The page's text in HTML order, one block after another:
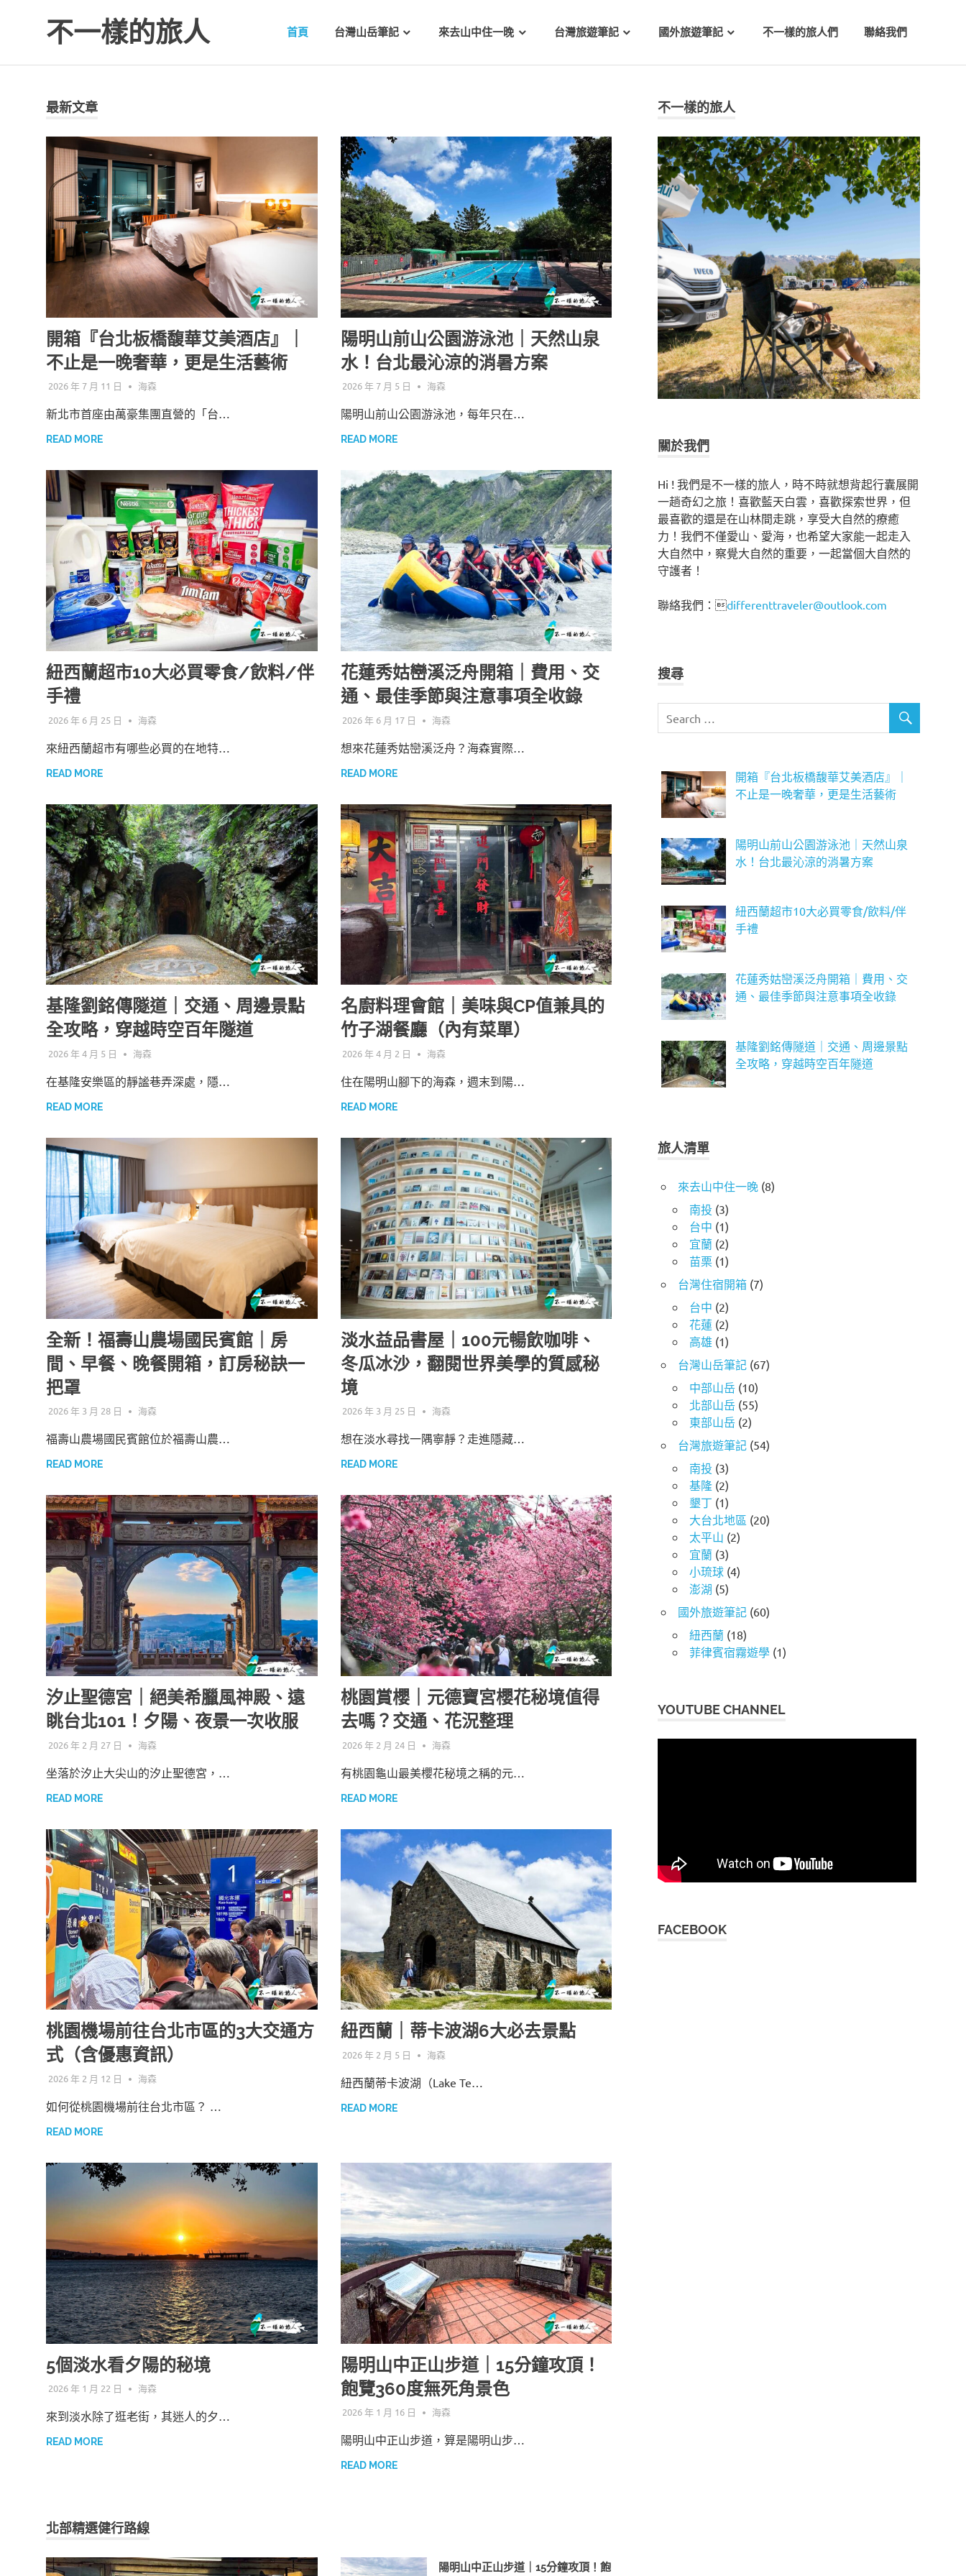
不一樣的旅人 首頁 台灣山岳筆記 來去山中住一晚 台灣旅遊筆記 國外旅遊筆記 不一樣的旅人們 聯絡我們
最新文章
開箱『台北板橋馥華艾美酒店』｜
不止是一晚奢華，更是生活藝術
2026 年 7 月 11 日 海森
新北市首座由萬豪集團直營的「台…
READ MORE
陽明山前山公園游泳池｜天然山泉
水！台北最沁涼的消暑方案
2026 年 7 月 5 日 海森
陽明山前山公園游泳池，每年只在…
READ MORE
紐西蘭超市10大必買零食/飲料/伴
手禮
2026 年 6 月 25 日 海森
來紐西蘭超市有哪些必買的在地特…
READ MORE
花蓮秀姑巒溪泛舟開箱｜費用、交
通、最佳季節與注意事項全收錄
2026 年 6 月 17 日 海森
想來花蓮秀姑巒溪泛舟？海森實際…
READ MORE
基隆劉銘傳隧道｜交通、周邊景點
全攻略，穿越時空百年隧道
2026 年 4 月 5 日 海森
在基隆安樂區的靜謐巷弄深處，隱…
READ MORE
名廚料理會館｜美味與CP值兼具的
竹子湖餐廳（內有菜單）
2026 年 4 月 2 日 海森
住在陽明山腳下的海森，週末到陽…
READ MORE
全新！福壽山農場國民賓館｜房
間、早餐、晚餐開箱，訂房秘訣一
把罩
2026 年 3 月 28 日 海森
福壽山農場國民賓館位於福壽山農…
READ MORE
淡水益品書屋｜100元暢飲咖啡、
冬瓜冰沙，翻閱世界美學的質感秘
境
2026 年 3 月 25 日 海森
想在淡水尋找一隅寧靜？走進隱藏…
READ MORE
汐止聖德宮｜絕美希臘風神殿、遠
眺台北101！夕陽、夜景一次收服
2026 年 2 月 27 日 海森
坐落於汐止大尖山的汐止聖德宮，…
READ MORE
桃園賞櫻｜元德寶宮櫻花秘境值得
去嗎？交通、花況整理
2026 年 2 月 24 日 海森
有桃園龜山最美櫻花秘境之稱的元…
READ MORE
桃園機場前往台北市區的3大交通方
式（含優惠資訊）
2026 年 2 月 12 日 海森
如何從桃園機場前往台北市區？ …
READ MORE
紐西蘭｜蒂卡波湖6大必去景點
2026 年 2 月 5 日 海森
紐西蘭蒂卡波湖（Lake Te…
READ MORE
5個淡水看夕陽的秘境
2026 年 1 月 22 日 海森
來到淡水除了逛老街，其迷人的夕…
READ MORE
陽明山中正山步道｜15分鐘攻頂！
飽覽360度無死角景色
2026 年 1 月 16 日 海森
陽明山中正山步道，算是陽明山步…
READ MORE
北部精選健行路線
陽明山中正山步道｜15分鐘攻頂！飽
不一樣的旅人
關於我們
Hi ! 我們是不一樣的旅人，時不時就想背起行囊展開
一趟奇幻之旅！喜歡藍天白雲，喜歡探索世界，但
最喜歡的還是在山林間走跳，享受大自然的療癒
力！我們不僅愛山、愛海，也希望大家能一起走入
大自然中，察覺大自然的重要，一起當個大自然的
守護者！
聯絡我們：differenttraveler@outlook.com
搜尋
開箱『台北板橋馥華艾美酒店』｜
不止是一晚奢華，更是生活藝術
陽明山前山公園游泳池｜天然山泉
水！台北最沁涼的消暑方案
紐西蘭超市10大必買零食/飲料/伴
手禮
花蓮秀姑巒溪泛舟開箱｜費用、交
通、最佳季節與注意事項全收錄
基隆劉銘傳隧道｜交通、周邊景點
全攻略，穿越時空百年隧道
旅人清單
來去山中住一晚 (8)
南投 (3)
台中 (1)
宜蘭 (2)
苗栗 (1)
台灣住宿開箱 (7)
台中 (2)
花蓮 (2)
高雄 (1)
台灣山岳筆記 (67)
中部山岳 (10)
北部山岳 (55)
東部山岳 (2)
台灣旅遊筆記 (54)
南投 (3)
基隆 (2)
墾丁 (1)
大台北地區 (20)
太平山 (2)
宜蘭 (3)
小琉球 (4)
澎湖 (5)
國外旅遊筆記 (60)
紐西蘭 (18)
菲律賓宿霧遊學 (1)
YOUTUBE CHANNEL
FACEBOOK